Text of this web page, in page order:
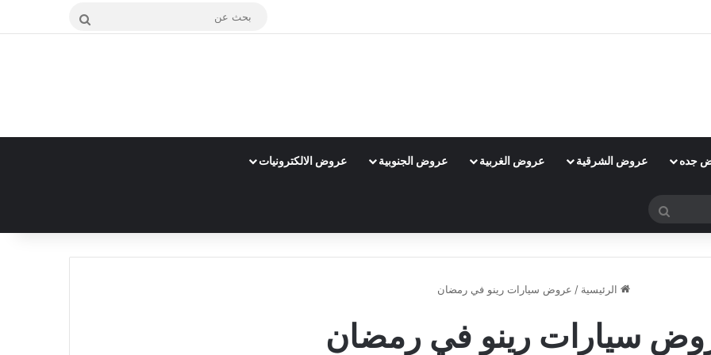
بحث
جده عروض الشرقية عروض الغربية عروض الجنوبية عروض الالكترونيات
بحث
الرئيسية / عروض سيارات رينو في رمضان
سيارات رينو في رمضان